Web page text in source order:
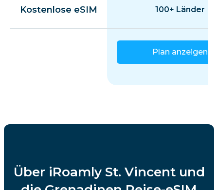
Kostenlose eSIM 100+ Länder
Plan anzeigen
Über iRoamly St. Vincent und